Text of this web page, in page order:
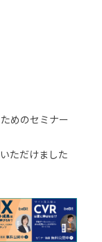
めのセミナー
ただけました